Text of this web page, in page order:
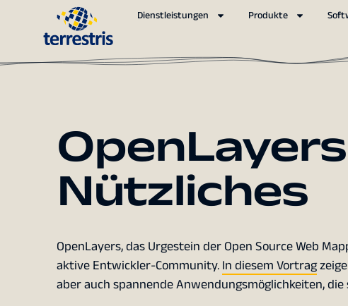
Dienstleistungen Produkte
Nützliches
OpenLayers, das Urgestein der Open Source Web
aktive Entwickler-Community.In diesem Vortrag
aber auch spannende Anwendungsmöglichkeiten,